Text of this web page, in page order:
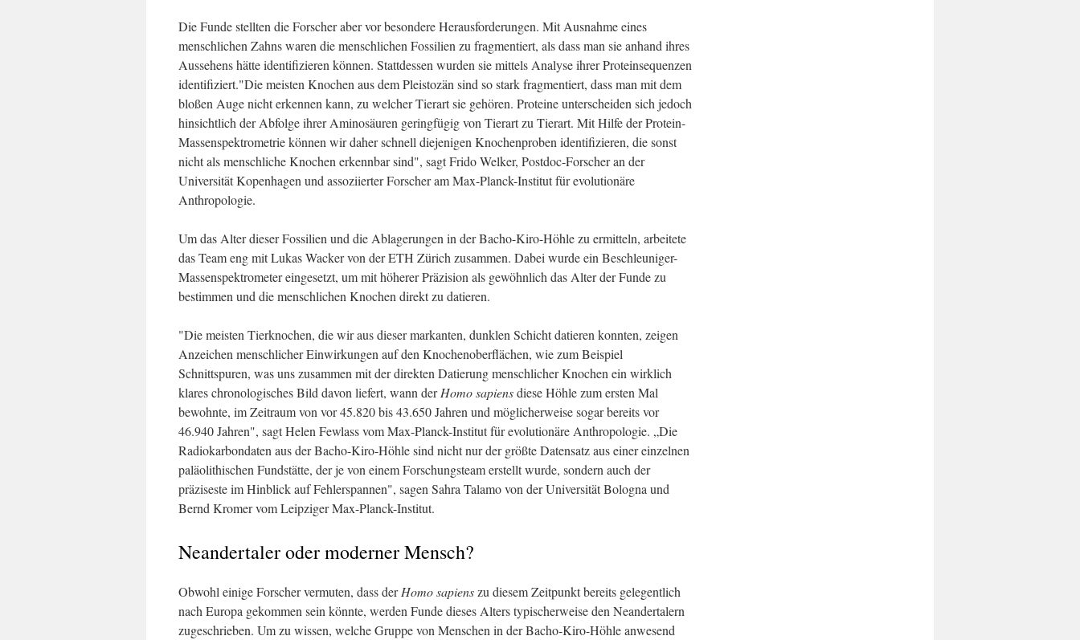
Die Funde stellten die Forscher aber vor besondere Herausforderungen. Mit Ausnahme eines
menschlichen Zahns waren die menschlichen Fossilien zu fragmentiert, als dass man sie anhand ihres
Aussehens hätte identifizieren können. Stattdessen wurden sie mittels Analyse ihrer Proteinsequenzen
identifiziert."Die meisten Knochen aus dem Pleistozän sind so stark fragmentiert, dass man mit dem
bloßen Auge nicht erkennen kann, zu welcher Tierart sie gehören. Proteine unterscheiden sich jedoch
hinsichtlich der Abfolge ihrer Aminosäuren geringfügig von Tierart zu Tierart. Mit Hilfe der Protein-
Massenspektrometrie können wir daher schnell diejenigen Knochenproben identifizieren, die sonst
nicht als menschliche Knochen erkennbar sind", sagt Frido Welker, Postdoc-Forscher an der
Universität Kopenhagen und assoziierter Forscher am Max-Planck-Institut für evolutionäre
Anthropologie.
Um das Alter dieser Fossilien und die Ablagerungen in der Bacho-Kiro-Höhle zu ermitteln, arbeitete
das Team eng mit Lukas Wacker von der ETH Zürich zusammen. Dabei wurde ein Beschleuniger-
Massenspektrometer eingesetzt, um mit höherer Präzision als gewöhnlich das Alter der Funde zu
bestimmen und die menschlichen Knochen direkt zu datieren.
"Die meisten Tierknochen, die wir aus dieser markanten, dunklen Schicht datieren konnten, zeigen
Anzeichen menschlicher Einwirkungen auf den Knochenoberflächen, wie zum Beispiel
Schnittspuren, was uns zusammen mit der direkten Datierung menschlicher Knochen ein wirklich
klares chronologisches Bild davon liefert, wann derHomo sapiensdiese Höhle zum ersten Mal
bewohnte, im Zeitraum von vor 45.820 bis 43.650 Jahren und möglicherweise sogar bereits vor
46.940 Jahren", sagt Helen Fewlass vom Max-Planck-Institut für evolutionäre Anthropologie. „Die
Radiokarbondaten aus der Bacho-Kiro-Höhle sind nicht nur der größte Datensatz aus einer einzelnen
paläolithischen Fundstätte, der je von einem Forschungsteam erstellt wurde, sondern auch der
präziseste im Hinblick auf Fehlerspannen", sagen Sahra Talamo von der Universität Bologna und
Bernd Kromer vom Leipziger Max-Planck-Institut.
Neandertaler oder moderner Mensch?
Obwohl einige Forscher vermuten, dass derHomo sapienszu diesem Zeitpunkt bereits gelegentlich
nach Europa gekommen sein könnte, werden Funde dieses Alters typischerweise den Neandertalern
zugeschrieben. Um zu wissen, welche Gruppe von Menschen in der Bacho-Kiro-Höhle anwesend